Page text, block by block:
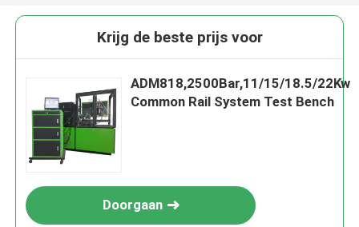
Krijg de beste prijs voor
ADM818,2500Bar,11/15/18.5/22Kw
Common Rail System Test Bench
Doorgaan